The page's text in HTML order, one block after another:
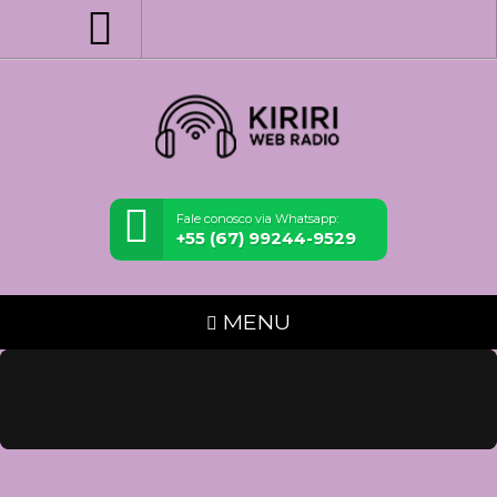
Fale conosco via Whatsapp:
+55 (67) 99244-9529
MENU